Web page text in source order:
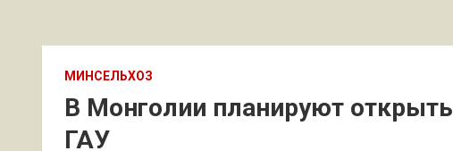
МИНСЕЛЬХОЗ
В Монголии планируют
ГАУ